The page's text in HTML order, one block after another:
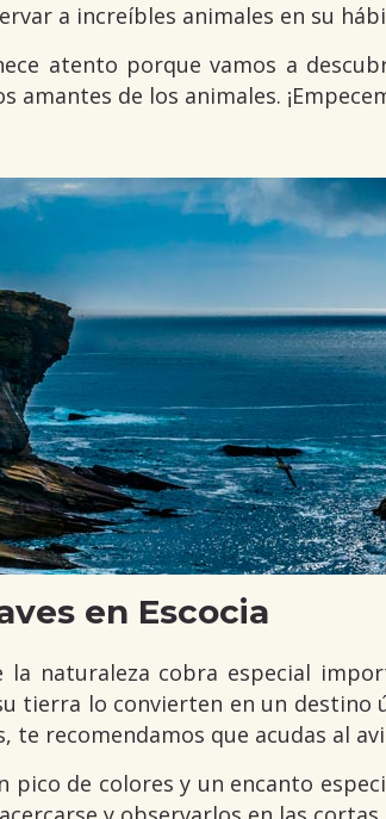
a increíbles animales en su
atento porque vamos a
amantes de los animales.
en Escocia
la naturaleza cobra especial
tierra lo convierten en un destino
te recomendamos que acudas al
pico de colores y un encanto